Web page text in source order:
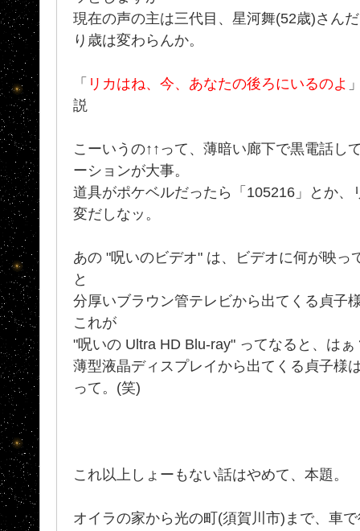
現在の声の主は三代目、星河舞(52歳)さん
り歳は変わらんか。
「 リカはね、今、あなたの後ろにいるのよ
説
こーいうの↑↑って、薄暗い廊下で黒電話し
ーションが大事。
道具がポケベルだったら「105216」とか
変だしなッ。
あの "呪いのビデオ" は、ビデオに何が映っ
と
分厚いブラウン管テレビから出てくる貞子
これが
"呪いの Ultra HD Blu-ray" ってなると、は
薄型液晶ディスプレイから出てくる貞子様
って。(笑)
これ以上しょーもない話はやめて、本題。
オイラの家から光の町(須賀川市)まで、車